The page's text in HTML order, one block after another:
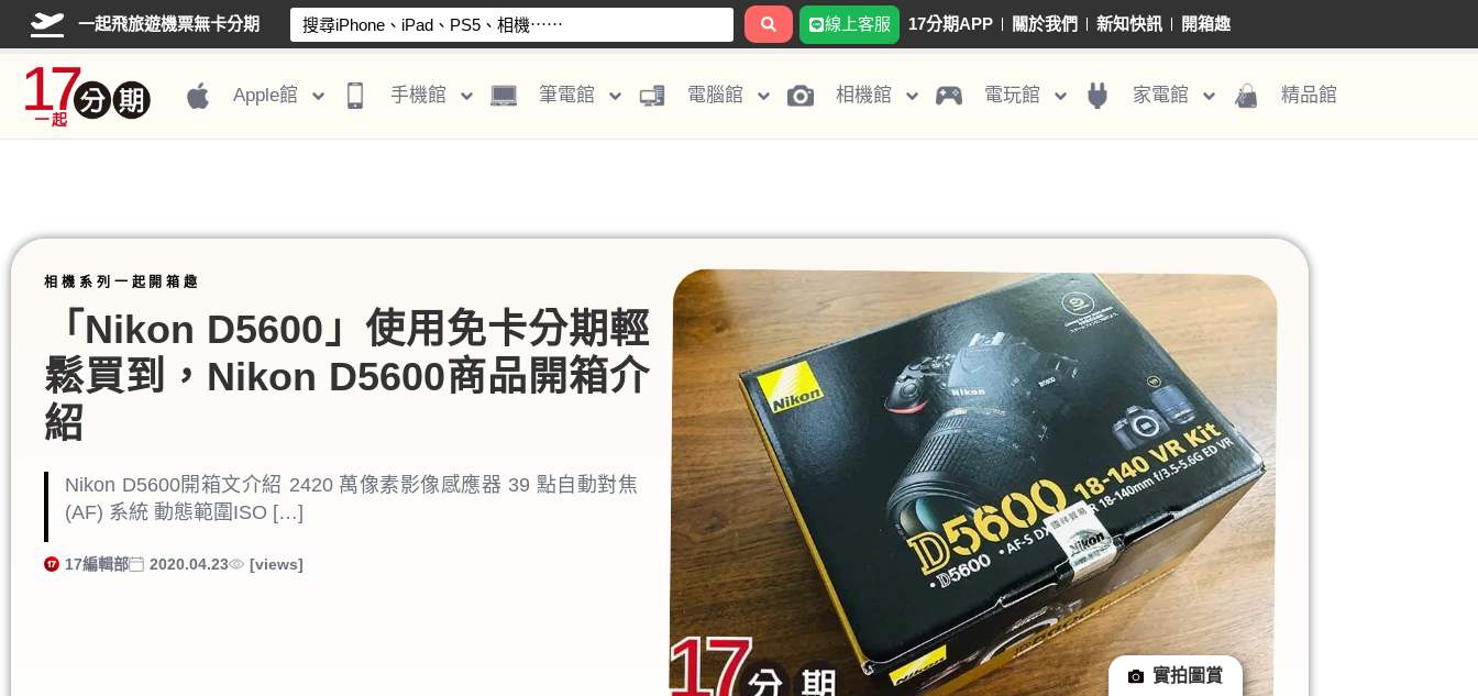
一起飛旅遊機票無卡分期 線上客服 17分期APP 關於我們 新知快訊 開箱趣
Apple館 手機館 筆電館 電腦館 相機館 電玩館 家電館 精品館
相機系列一起開箱趣
「Nikon D5600」使用免卡分期輕
鬆買到，Nikon D5600商品開箱介
紹
Nikon D5600開箱文介紹 2420 萬像素影像感應器 39 點自動對焦
(AF) 系統 動態範圍ISO […]
17編輯部 2020.04.23 [views]
實拍圖賞